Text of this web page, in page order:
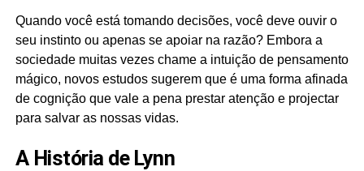
Quando você está tomando decisões, você deve ouvir o
seu instinto ou apenas se apoiar na razão? Embora a
sociedade muitas vezes chame a intuição de pensamento
mágico, novos estudos sugerem que é uma forma afinada
de cognição que vale a pena prestar atenção e projectar
para salvar as nossas vidas.
A História de Lynn